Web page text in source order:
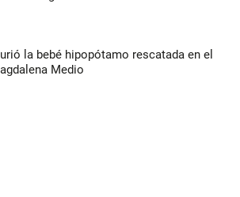
la bebé hipopótamo rescatada en el
Medio